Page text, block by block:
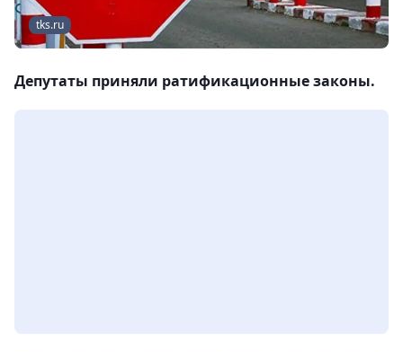
tks.ru
Депутаты приняли ратификационные законы.